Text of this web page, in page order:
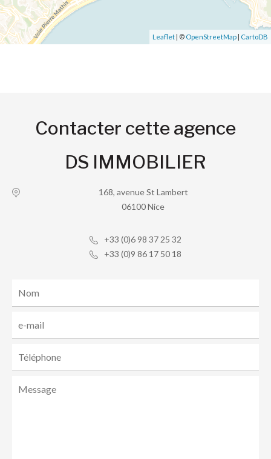
Leaflet | © OpenStreetMap | CartoDB
Contacter cette agence
DS IMMOBILIER
168, avenue St Lambert
06100 Nice
+33 (0)6 98 37 25 32
+33 (0)9 86 17 50 18